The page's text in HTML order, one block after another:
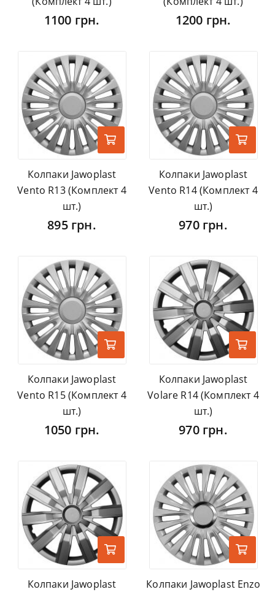
1100 грн. 1200 грн.
Колпаки Jawoplast
Vento R13 (Комплект 4
шт.)
895 грн.
Колпаки Jawoplast
Vento R14 (Комплект 4
шт.)
970 грн.
Колпаки Jawoplast
Vento R15 (Комплект 4
шт.)
1050 грн.
Колпаки Jawoplast
Volare R14 (Комплект 4
шт.)
970 грн.
Колпаки Jawoplast
Колпаки Jawoplast Enzo